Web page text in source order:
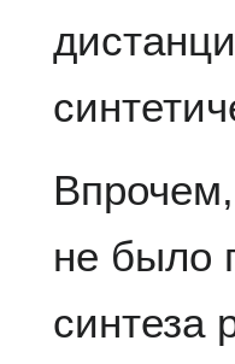
не было
синтеза